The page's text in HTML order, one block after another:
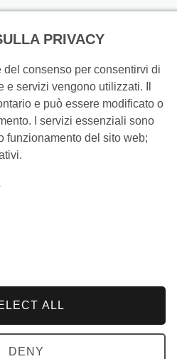
principale
Falling
alta efficienza con
Film
PRIVACY
consenso per consentirvi di
servizi vengono utilizzati. Il
e può essere modificato o
I servizi essenziali sono
funzionamento del sito web;
ALL
DENY